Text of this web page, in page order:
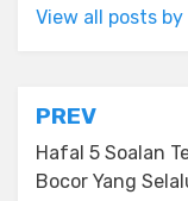
View all posts
Post
PREV
Hafal 5 Soalan
Bocor Yang